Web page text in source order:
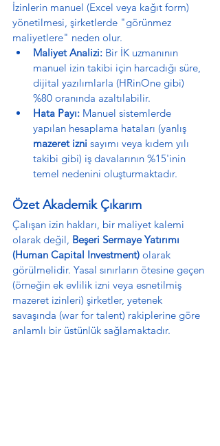
İzinlerin manuel (Excel veya kağıt form)
yönetilmesi, şirketlerde "görünmez
maliyetlere" neden olur.
Maliyet Analizi: Bir İK uzmanının
manuel izin takibi için harcadığı süre,
dijital yazılımlarla (HRinOne gibi)
%80 oranında azaltılabilir.
Hata Payı: Manuel sistemlerde
yapılan hesaplama hataları (yanlış
mazeret izni sayımı veya kıdem yılı
takibi gibi) iş davalarının %15'inin
temel nedenini oluşturmaktadır.
Özet Akademik Çıkarım
Çalışan izin hakları, bir maliyet kalemi
olarak değil, Beşeri Sermaye Yatırımı
(Human Capital Investment) olarak
görülmelidir. Yasal sınırların ötesine geçen
(örneğin ek evlilik izni veya esnetilmiş
mazeret izinleri) şirketler, yetenek
savaşında (war for talent) rakiplerine göre
anlamlı bir üstünlük sağlamaktadır.